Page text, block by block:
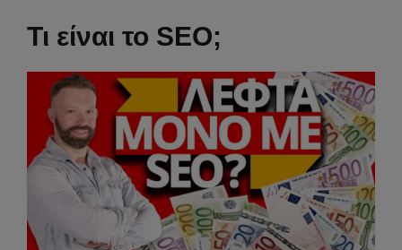
Τι είναι το SEO;